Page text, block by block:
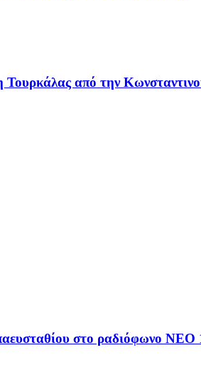
Τουρκάλας από την
στο ραδιόφωνο NEO